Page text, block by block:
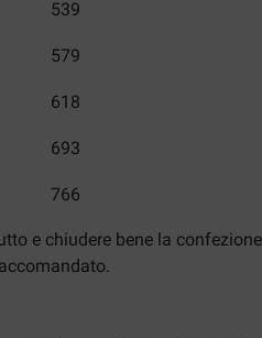
539
579
618
693
766
e chiudere bene la